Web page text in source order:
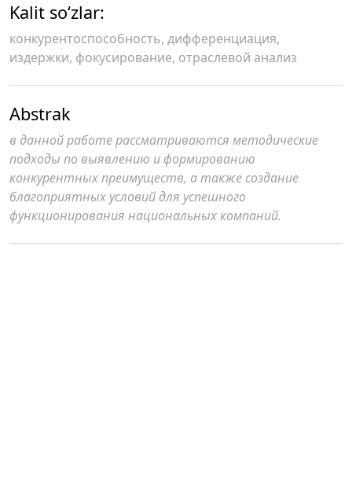
Kalit so‘zlar:
конкурентоспособность, дифференциация,
издержки, фокусирование, отраслевой анализ
Abstrak
в данной работе рассматриваются методические
подходы по выявлению и формированию
конкурентных преимуществ, а также создание
благоприятных условий для успешного
функционирования национальных компаний.